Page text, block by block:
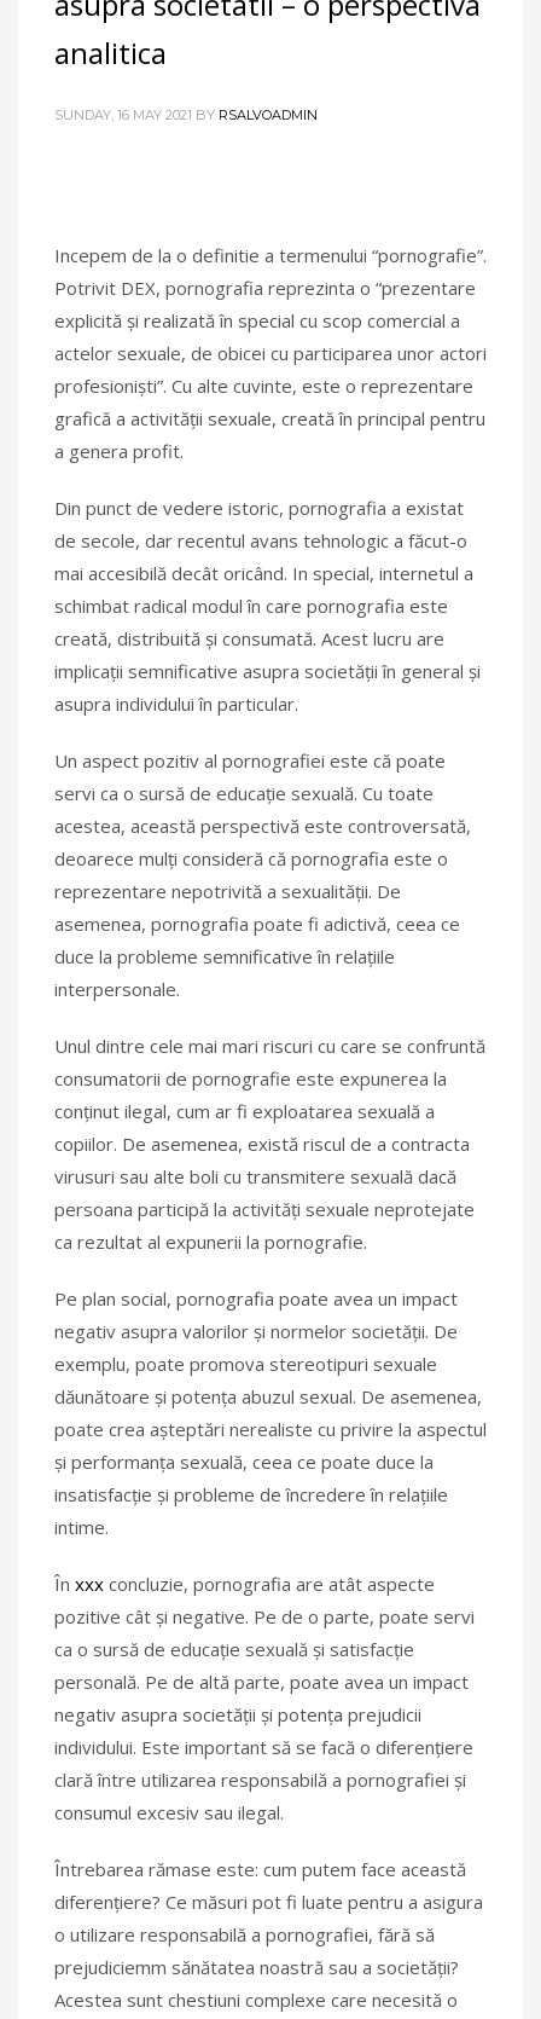
analitica
SUNDAY, 16 MAY 2021 BY RSALVOADMIN
Incepem de la o definitie a termenului “pornografie”.
Potrivit DEX, pornografia reprezinta o “prezentare
explicită și realizată în special cu scop comercial a
actelor sexuale, de obicei cu participarea unor actori
profesioniști”. Cu alte cuvinte, este o reprezentare
grafică a activității sexuale, creată în principal pentru
a genera profit.
Din punct de vedere istoric, pornografia a existat
de secole, dar recentul avans tehnologic a făcut-o
mai accesibilă decât oricând. In special, internetul a
schimbat radical modul în care pornografia este
creată, distribuită și consumată. Acest lucru are
implicații semnificative asupra societății în general și
asupra individului în particular.
Un aspect pozitiv al pornografiei este că poate
servi ca o sursă de educație sexuală. Cu toate
acestea, această perspectivă este controversată,
deoarece mulți consideră că pornografia este o
reprezentare nepotrivită a sexualității. De
asemenea, pornografia poate fi adictivă, ceea ce
duce la probleme semnificative în relațiile
interpersonale.
Unul dintre cele mai mari riscuri cu care se confruntă
consumatorii de pornografie este expunerea la
conținut ilegal, cum ar fi exploatarea sexuală a
copiilor. De asemenea, există riscul de a contracta
virusuri sau alte boli cu transmitere sexuală dacă
persoana participă la activități sexuale neprotejate
ca rezultat al expunerii la pornografie.
Pe plan social, pornografia poate avea un impact
negativ asupra valorilor și normelor societății. De
exemplu, poate promova stereotipuri sexuale
dăunătoare și potența abuzul sexual. De asemenea,
poate crea așteptări nerealiste cu privire la aspectul
și performanța sexuală, ceea ce poate duce la
insatisfacție și probleme de încredere în relațiile
intime.
În xxx concluzie, pornografia are atât aspecte
pozitive cât și negative. Pe de o parte, poate servi
ca o sursă de educație sexuală și satisfacție
personală. Pe de altă parte, poate avea un impact
negativ asupra societății și potența prejudicii
individului. Este important să se facă o diferențiere
clară între utilizarea responsabilă a pornografiei și
consumul excesiv sau ilegal.
Întrebarea rămase este: cum putem face această
diferențiere? Ce măsuri pot fi luate pentru a asigura
o utilizare responsabilă a pornografiei, fără să
prejudiciemm sănătatea noastră sau a societății?
Acestea sunt chestiuni complexe care necesită o